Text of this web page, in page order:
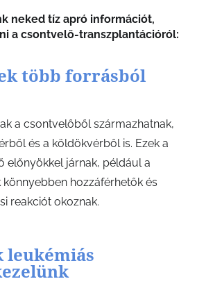
neked tíz apró információt,
a csontvelő-transzplantációról:
több forrásból
a csontvelőből származhatnak,
és a köldökvérből is. Ezek a
előnyökkel járnak, például a
hozzáférhetők és
reakciót okoznak.
leukémiás